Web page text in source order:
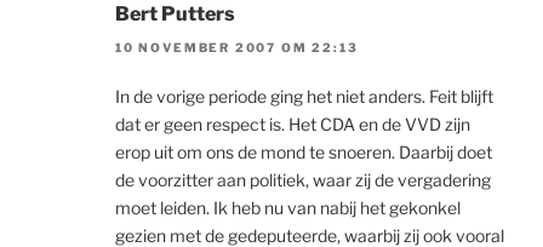
Bert Putters
10 NOVEMBER 2007 OM 22:13
In de vorige periode ging het niet anders. Feit blijft
dat er geen respect is. Het CDA en de VVD zijn
erop uit om ons de mond te snoeren. Daarbij doet
de voorzitter aan politiek, waar zij de vergadering
moet leiden. Ik heb nu van nabij het gekonkel
gezien met de gedeputeerde, waarbij zij ook vooral